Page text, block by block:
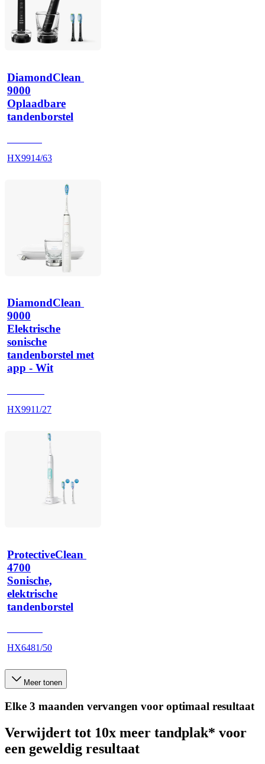
DiamondClean
9000
Oplaadbare
tandenborstel
HX9914/63
DiamondClean
9000
Elektrische
sonische
tandenborstel met
app - Wit
HX9911/27
ProtectiveClean
4700
Sonische,
elektrische
tandenborstel
HX6481/50
Meer tonen
Elke 3 maanden vervangen voor optimaal resultaat
Verwijdert tot 10x meer tandplak* voor
een geweldig resultaat